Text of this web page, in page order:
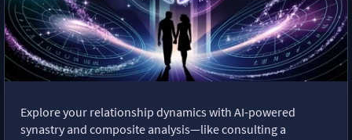
Explore your relationship dynamics with AI-powered
synastry and composite analysis—like consulting a